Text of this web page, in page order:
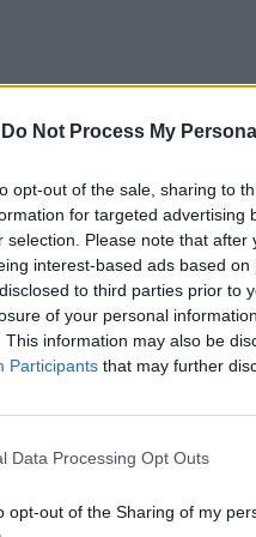
Do Not Process My
opt-out of the sale, sharing to
for targeted advertising
selection. Please note that
interest-based ads based
to third parties prior to
of your personal
This information may also be
Participants that may further
Data Processing Opt Outs
opt-out of the Sharing of my
defende que a
período de “forte
atualmente “condições
e consolidar
na inovação e na
no âmbito
16 e 26 de julho, na
Com origens
tradição, atividade
empresarial,